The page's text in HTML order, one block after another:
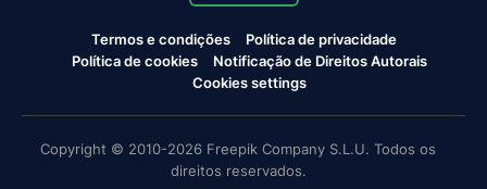
Termos e condições
Política de privacidade
Política de cookies
Notificação de Direitos Autorais
Cookies settings
Copyright © 2010-2026 Freepik Company S.L.U. Todos os
direitos reservados.